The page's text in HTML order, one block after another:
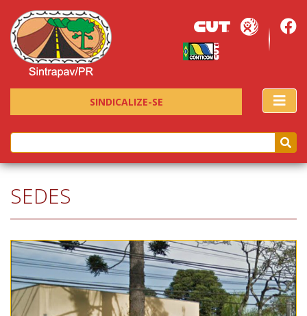
SINDICALIZE-SE
SEDES